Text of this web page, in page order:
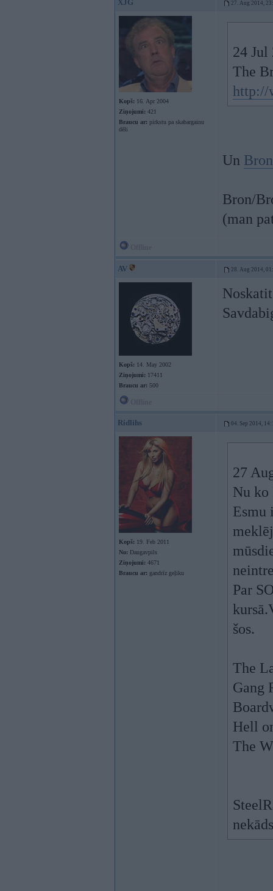
XJG 27. Aug 2014,
Kopš: 16. Apr 2004
Ziņojumi: 421
Braucu ar: pirkstu pa skabargainu
dēli
24 Jul
The
http://
Un
Bron/
(man
AV 28. Aug 2014,
Kopš: 14. May 2002
Ziņojumi: 17411
Braucu ar: 500
Ridlihs 04. Sep 2014,
Kopš: 19. Feb 2011
No: Daugavpils
Ziņojumi: 4671
Braucu ar: gandrīz geļiku
27
Nu ko
Esmu
Par
šos.
The
Gang
Hell
The